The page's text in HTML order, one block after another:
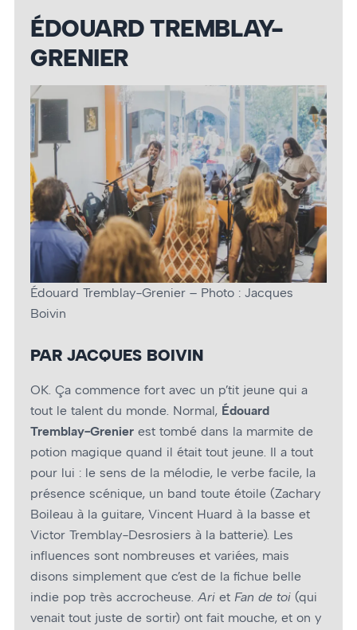
ÉDOUARD TREMBLAY-
GRENIER
Édouard Tremblay-Grenier – Photo : Jacques
Boivin
PAR JACQUES BOIVIN
OK. Ça commence fort avec un p’tit jeune qui a
tout le talent du monde. Normal, Édouard
Tremblay-Grenier est tombé dans la marmite de
potion magique quand il était tout jeune. Il a tout
pour lui : le sens de la mélodie, le verbe facile, la
présence scénique, un band toute étoile (Zachary
Boileau à la guitare, Vincent Huard à la basse et
Victor Tremblay-Desrosiers à la batterie). Les
influences sont nombreuses et variées, mais
disons simplement que c’est de la fichue belle
indie pop très accrocheuse. Ari et Fan de toi (qui
venait tout juste de sortir) ont fait mouche, et on y